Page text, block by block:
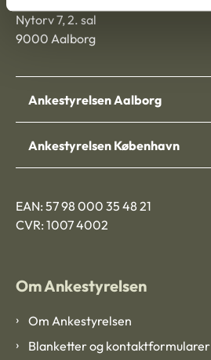
Nytorv 7, 2. sal
9000 Aalborg
Ankestyrelsen Aalborg
Ankestyrelsen København
EAN: 57 98 000 35 48 21
CVR: 1007 4002
Om Ankestyrelsen
Om Ankestyrelsen
Blanketter og kontaktformularer